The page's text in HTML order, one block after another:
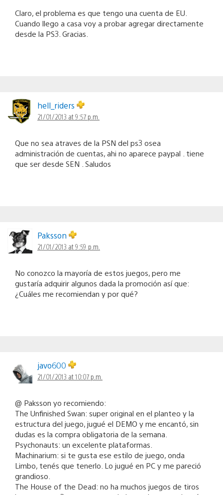
Claro, el problema es que tengo una cuenta de EU.
Cuando llego a casa voy a probar agregar directamente
desde la PS3. Gracias.
hell_riders
21/01/2013 at 9:57 p.m.
Que no sea atraves de la PSN del ps3 osea
administración de cuentas, ahi no aparece paypal . tiene
que ser desde SEN . Saludos
Paksson
21/01/2013 at 9:59 p.m.
No conozco la mayoría de estos juegos, pero me
gustaría adquirir algunos dada la promoción así que:
¿Cuáles me recomiendan y por qué?
javo600
21/01/2013 at 10:07 p.m.
@ Paksson yo recomiendo:
The Unfinished Swan: super original en el planteo y la
estructura del juego, jugué el DEMO y me encantó, sin
dudas es la compra obligatoria de la semana.
Psychonauts: un excelente plataformas.
Machinarium: si te gusta ese estilo de juego, onda
Limbo, tenés que tenerlo. Lo jugué en PC y me pareció
grandioso.
The House of the Dead: no ha muchos juegos de tiros